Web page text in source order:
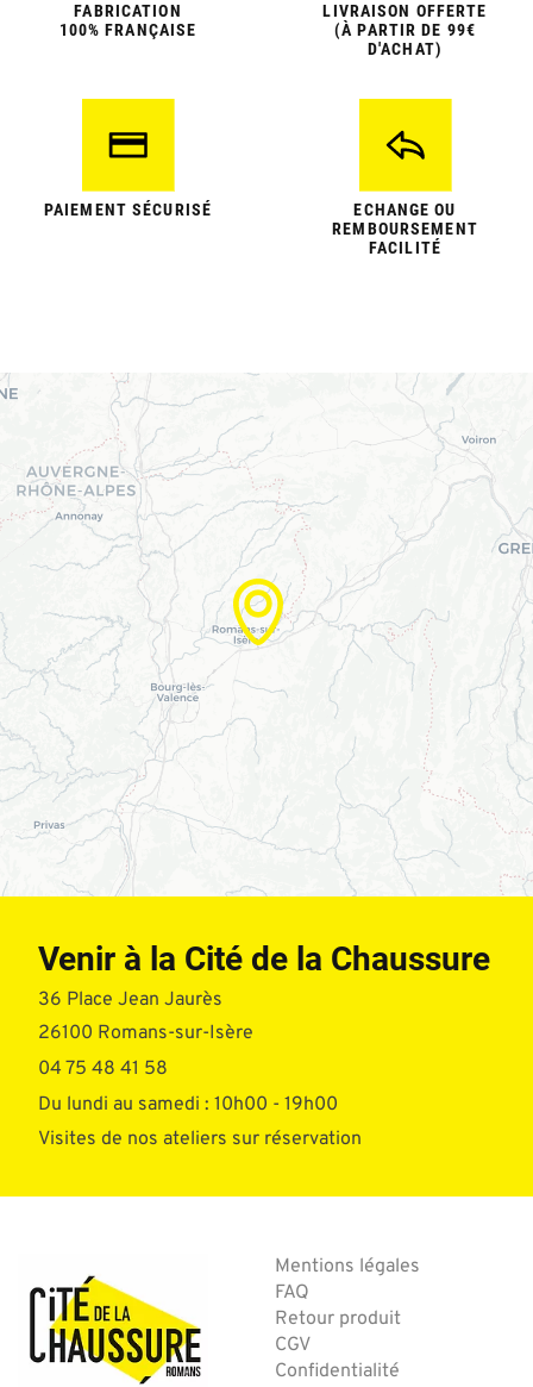
FABRICATION
100% FRANÇAISE
LIVRAISON OFFERTE
(À PARTIR DE 99€
D'ACHAT)
PAIEMENT SÉCURISÉ
ECHANGE OU
REMBOURSEMENT
FACILITÉ
Venir à la Cité de la Chaussure
36 Place Jean Jaurès
26100 Romans-sur-Isère
04 75 48 41 58
Du lundi au samedi : 10h00 - 19h00
Visites de nos ateliers sur réservation
Mentions légales
FAQ
Retour produit
CGV
Confidentialité